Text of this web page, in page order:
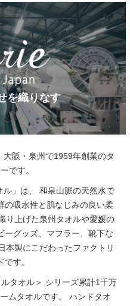
を織りなす
阪・泉州で1959年創業のタ
です。
」は、
和泉山脈の天然水で
の吸水性と肌なじみの良い柔
り上げた泉州タオルや愛媛の
ーグッズ、マフラー、靴下な
本製にこだわったファクトリ
です。
タオル＞ シリーズ累計1千万
ムタオルです。
ハンドタオ